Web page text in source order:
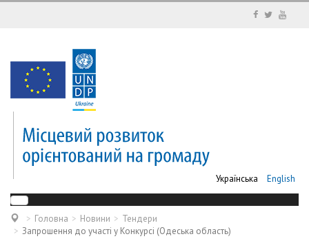
Українська English
Головна Новини
Тендери
Запрошення до участі у Конкурсі (Одеська область)